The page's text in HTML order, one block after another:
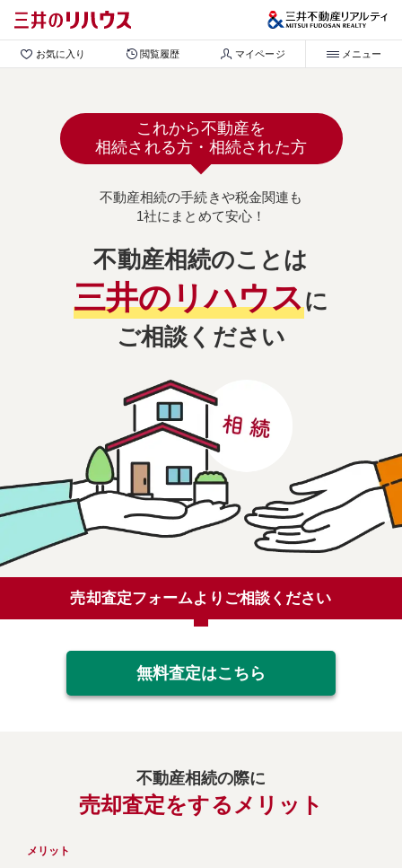
お気に入り 閲覧履歴 マイページ メニュー
これから不動産を
相続される方・相続された方
不動産相続の手続きや税金関連も
1社にまとめて安心！
不動産相続のことは
三井のリハウスに
ご相談ください
売却査定フォームよりご相談ください
無料査定はこちら
不動産相続の際に
売却査定をするメリット
メリット